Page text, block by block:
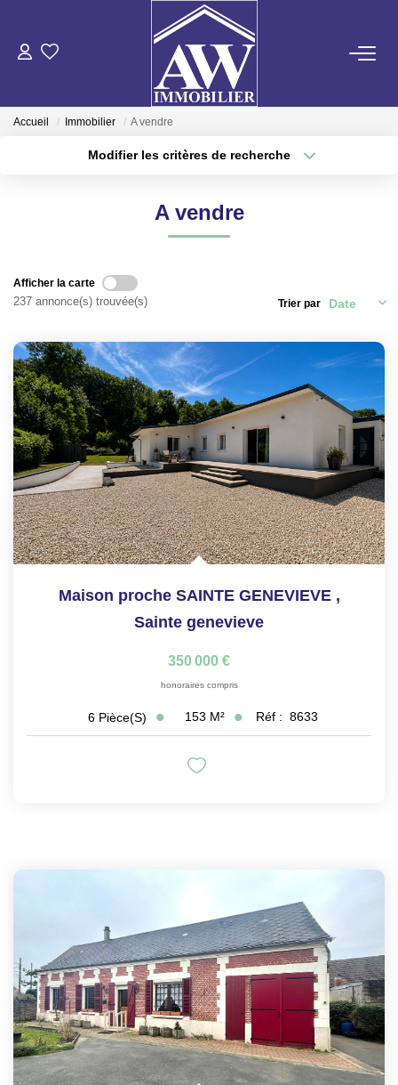
ACHETER
NOS AGENCES
ON RECRUTE !
CONTACT
ESPACE GESTION
Accueil Immobilier A vendre
Modifier les critères de recherche
A vendre
Afficher la carte
237 annonce(s) trouvée(s) Trier par
Maison proche SAINTE GENEVIEVE ,
Sainte genevieve
350 000 €
honoraires compris
6 Pièce(s) 153 M² Réf : 8633